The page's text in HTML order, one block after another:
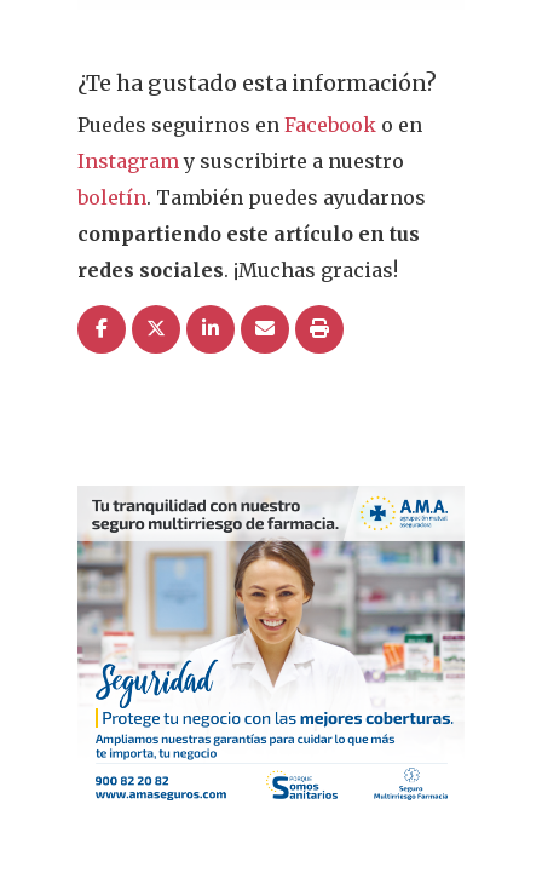
¿Te ha gustado esta información?
Puedes seguirnos enFacebook o en
Instagram y suscribirte a nuestro
boletín. También puedes ayudarnos
compartiendo este artículo en tus
redes sociales. ¡Muchas gracias!
Infantil
I Jornada Gallega De
Dermofarmacia
Problemas
Salud
Nutrición
Pacientes
Suscribirme